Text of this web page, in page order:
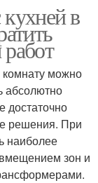
в
комнату можно
абсолютно
решения. При
наиболее
зон и